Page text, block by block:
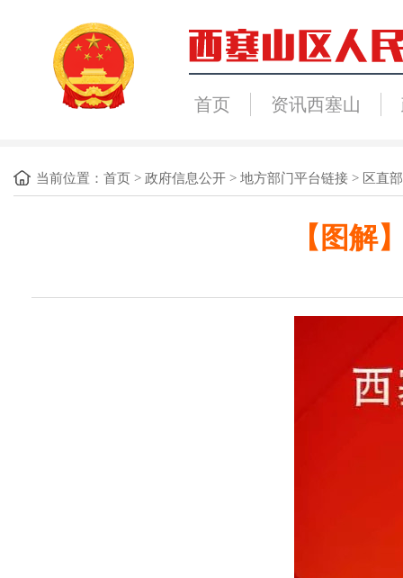
首页 资讯西塞山
当前位置： 首页 > 政府信息公开 > 地方部门平台链接 > 区直
【图解